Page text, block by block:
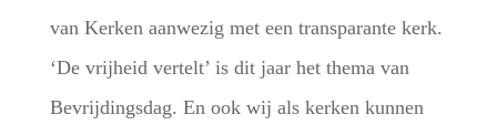
van Kerken aanwezig met een transparante kerk.
‘De vrijheid vertelt’ is dit jaar het thema van
Bevrijdingsdag. En ook wij als kerken kunnen